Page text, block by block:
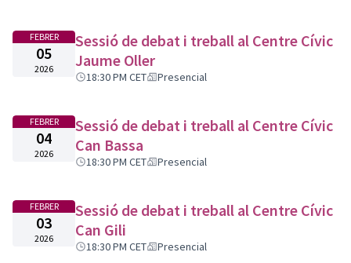
FEBRER
05
2026
Sessió de debat i treball al Centre Cívic
Jaume Oller
18:30 PM CET Presencial
FEBRER
04
2026
Sessió de debat i treball al Centre Cívic
Can Bassa
18:30 PM CET Presencial
FEBRER
03
2026
Sessió de debat i treball al Centre Cívic
Can Gili
18:30 PM CET Presencial